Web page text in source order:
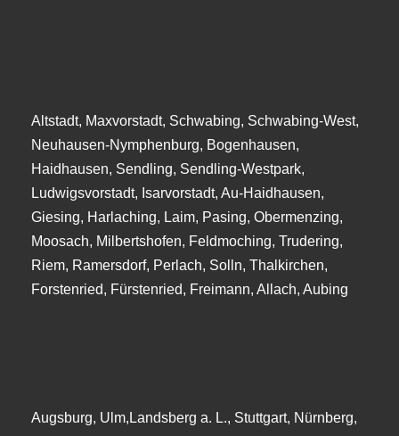
Altstadt, Maxvorstadt, Schwabing, Schwabing-West,
Neuhausen-Nymphenburg, Bogenhausen,
Haidhausen, Sendling, Sendling-Westpark,
Ludwigsvorstadt, Isarvorstadt, Au-Haidhausen,
Giesing, Harlaching, Laim, Pasing, Obermenzing,
Moosach, Milbertshofen, Feldmoching, Trudering,
Riem, Ramersdorf, Perlach, Solln, Thalkirchen,
Forstenried, Fürstenried, Freimann, Allach, Aubing
Augsburg, Ulm,Landsberg a. L., Stuttgart, Nürnberg,